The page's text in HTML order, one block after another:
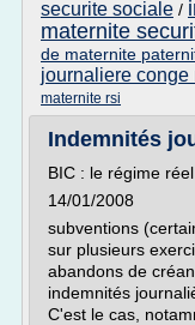
securite sociale /
maternite
de maternite
journaliere conge
maternite rsi
Indemnités
BIC : le régime
14/01/2008
subventions
sur plusieurs
abandons de
indemnités
C'est le cas,